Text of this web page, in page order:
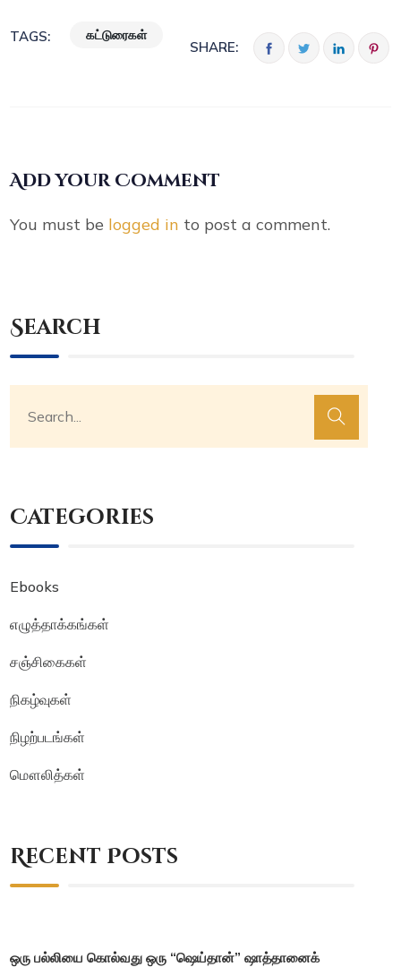
TAGS: கட்டுரைகள்
SHARE:
Add your Comment
You must be logged in to post a comment.
Search
Categories
Ebooks
எழுத்தாக்கங்கள்
சஞ்சிகைகள்
நிகழ்வுகள்
நிழற்படங்கள்
மௌலித்கள்
Recent Posts
ஒரு பல்லியை கொல்வது ஒரு “ஷெய்தான்” ஷாத்தானைக்